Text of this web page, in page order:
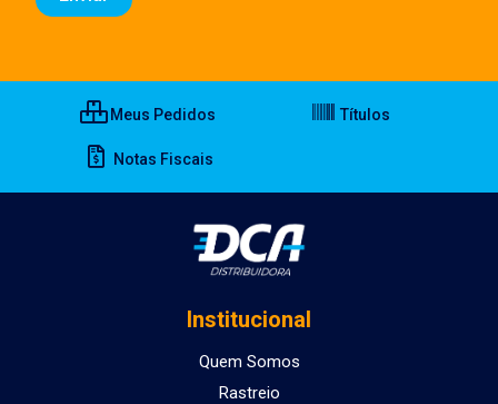
Meus Pedidos Títulos
Notas Fiscais
Institucional
Quem Somos
Rastreio